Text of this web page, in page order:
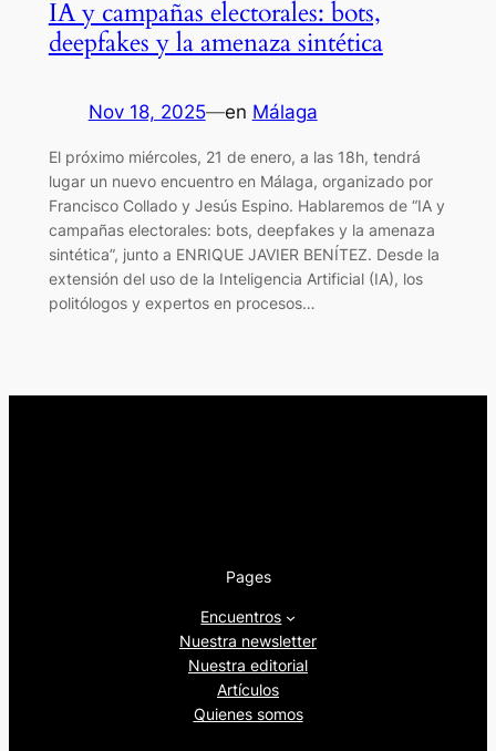
IA y campañas electorales: bots,
deepfakes y la amenaza sintética
Nov 18, 2025—en Málaga
El próximo miércoles, 21 de enero, a las 18h, tendrá
lugar un nuevo encuentro en Málaga, organizado por
Francisco Collado y Jesús Espino. Hablaremos de “IA y
campañas electorales: bots, deepfakes y la amenaza
sintética”, junto a ENRIQUE JAVIER BENÍTEZ. Desde la
extensión del uso de la Inteligencia Artificial (IA), los
politólogos y expertos en procesos…
Pages
Encuentros
Nuestra newsletter
Nuestra editorial
Artículos
Quienes somos